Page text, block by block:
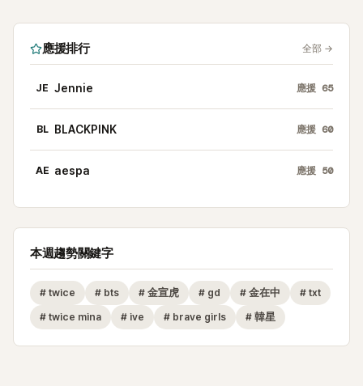
應援排行 全部 →
JE Jennie 應援 65
BL BLACKPINK 應援 60
AE aespa 應援 50
本週趨勢關鍵字
# twice # bts # 金宣虎 # gd # 金在中 # txt
# twice mina # ive # brave girls # 韓星